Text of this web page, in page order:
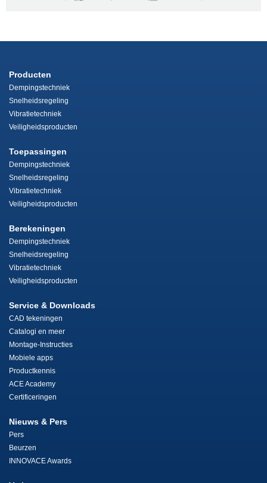
Producten
Dempingstechniek
Snelheidsregeling
Vibratietechniek
Veiligheidsproducten
Toepassingen
Dempingstechniek
Snelheidsregeling
Vibratietechniek
Veiligheidsproducten
Berekeningen
Dempingstechniek
Snelheidsregeling
Vibratietechniek
Veiligheidsproducten
Service & Downloads
CAD tekeningen
Catalogi en meer
Montage-Instructies
Mobiele apps
Productkennis
ACE Academy
Certificeringen
Nieuws & Pers
Pers
Beurzen
INNOVACE Awards